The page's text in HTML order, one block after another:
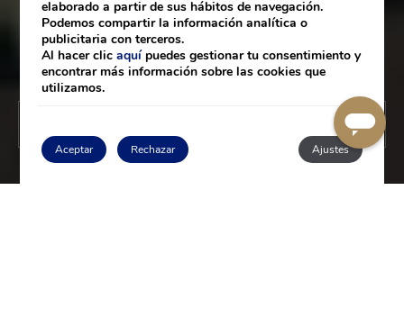
elaborado a partir de sus hábitos de navegación.
Podemos compartir la información analítica o
publicitaria con terceros.
Al hacer clicaquípuedes gestionar tu consentimiento y
encontrar más información sobre las cookies que
utilizamos.
Aceptar Ajustes
Rechazar